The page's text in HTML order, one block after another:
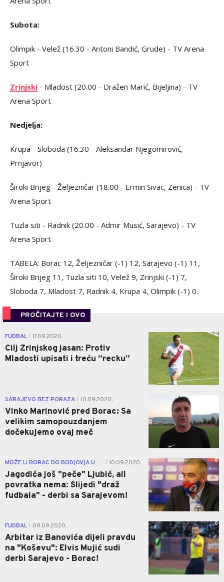
Subota:
Olimpik - Velež (16.30 - Antoni Bandić, Grude) - TV Arena
Sport
Zrinjski - Mladost (20.00 - Dražen Marić, Bijeljina) - TV
Arena Sport
Nedjelja:
Krupa - Sloboda (16.30 - Aleksandar Njegomirović,
Prnjavor)
Široki Brijeg - Željezničar (18.00 - Ermin Sivac, Zenica) - TV
Arena Sport
Tuzla siti - Radnik (20.00 - Admir Musić, Sarajevo) - TV
Arena Sport
TABELA: Borac 12, Željezničar (-1) 12, Sarajevo (-1) 11,
Široki Brijeg 11, Tuzla siti 10, Velež 9, Zrinjski (-1) 7,
Sloboda 7, Mladost 7, Radnik 4, Krupa 4, Olimpik (-1) 0.
PROČITAJTE I OVO
FUDBAL 11.09.2020.
Cilj Zrinjskog jasan: Protiv
Mladosti upisati i treću “recku”
0
SARAJEVO BEZ PORAZA 10.09.2020.
Vinko Marinović pred Borac: Sa
velikim samopouzdanjem
dočekujemo ovaj meč
MOŽE LI BORAC DO BOD(OV)A U GOSTIMA? 10.09.2020.
Jagodića još "peče" Ljubić, ali
povratka nema: Slijedi "draž
fudbala" - derbi sa Sarajevom!
0
FUDBAL 09.09.2020.
Arbitar iz Banovića dijeli pravdu
na "Koševu": Elvis Mujić sudi
derbi Sarajevo - Borac!
0